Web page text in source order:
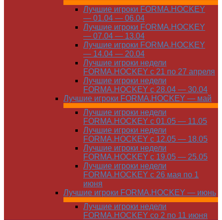
Лучшие игроки FORMA.HOCKEY
— 01.04 — 06.04
Лучшие игроки FORMA.HOCKEY
— 07.04 — 13.04
Лучшие игроки FORMA.HOCKEY
— 14.04 — 20.04
Лучшие игроки недели
FORMA.HOCKEY с 21 по 27 апреля
Лучшие игроки недели
FORMA.HOCKEY с 28.04 — 30.04
Лучшие игроки FORMA.HOCKEY — май
Лучшие игроки недели
FORMA.HOCKEY с 01.05 — 11.05
Лучшие игроки недели
FORMA.HOCKEY с 12.05 — 18.05
Лучшие игроки недели
FORMA.HOCKEY с 19.05 — 25.05
Лучшие игроки недели
FORMA.HOCKEY с 26 мая по 1
июня
Лучшие игроки FORMA.HOCKEY — июнь
Лучшие игроки недели
FORMA.HOCKEY со 2 по 11 июня